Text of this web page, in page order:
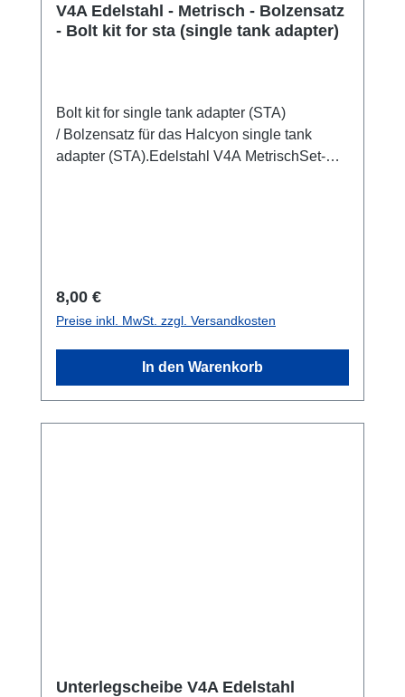
V4A Edelstahl - Metrisch - Bolzensatz
- Bolt kit for sta (single tank adapter)
Bolt kit for single tank adapter (STA)
/ Bolzensatz für das Halcyon single tank
adapter (STA).Edelstahl V4A MetrischSet-
Regulärer Preis:
8,00 €
Preise inkl. MwSt. zzgl. Versandkosten
In den Warenkorb
Unterlegscheibe V4A Edelstahl